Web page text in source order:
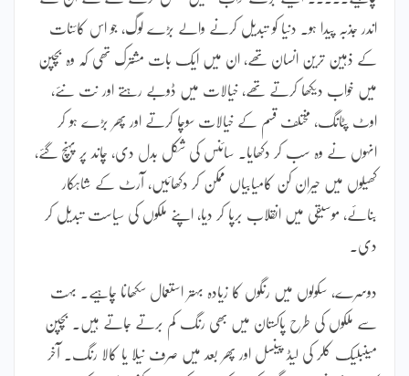
اندر جذبہ پیدا ہو۔ دنیا کو تبدیل کرنے والے بڑے لوگ، جو اس کائنات
کے ذہین ترین انسان تھے، ان میں ایک بات مشترک تھی کہ وہ بچپن
میں خواب دیکھا کرتے تھے، خیالات میں ڈوبے رہتے اور نت نئے،
اوٹ پٹانگ، مختلف قسم کے خیالات سوچا کرتے اور پھر بڑے ہو کر
انہوں نے وہ سب کر دکھایا۔ سائنس کی شکل بدل دی، چاند پر پہنچ گئے،
کھیلوں میں حیران کن کامیابیاں ممکن کر دکھائیں، آرٹ کے شاہکار
بنائے، موسیقی میں انقلاب برپا کر دیا، اپنے ملکوں کی سیاست تبدیل کر
دی۔
دوسرے، سکولوں میں رنگوں کا زیادہ بہتر استعمال سکھانا چاہیے۔ بہت
سے ملکوں کی طرح پاکستان میں بھی رنگ کم برتے جاتے ہیں۔ بچپن
میںبلیک کلر کی لیڈ پینسل اور پھر بعد میں صرف نیلا یا کالا رنگ۔ آخر